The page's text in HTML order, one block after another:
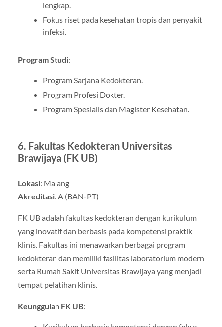
lengkap.
Fokus riset pada kesehatan tropis dan penyakit
infeksi.
Program Studi:
Program Sarjana Kedokteran.
Program Profesi Dokter.
Program Spesialis dan Magister Kesehatan.
6. Fakultas Kedokteran Universitas
Brawijaya (FK UB)
Lokasi: Malang
Akreditasi: A (BAN-PT)
FK UB adalah fakultas kedokteran dengan kurikulum
yang inovatif dan berbasis pada kompetensi praktik
klinis. Fakultas ini menawarkan berbagai program
kedokteran dan memiliki fasilitas laboratorium modern
serta Rumah Sakit Universitas Brawijaya yang menjadi
tempat pelatihan klinis.
Keunggulan FK UB: